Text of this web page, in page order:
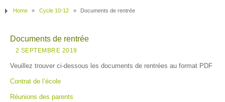
Home » Cycle 10-12 » Documents de rentrée
Documents de rentrée
2 SEPTEMBRE 2019
Veuillez trouver ci-dessous les documents de rentrées au format PDF
Contrat de l’école
Réunions des parents